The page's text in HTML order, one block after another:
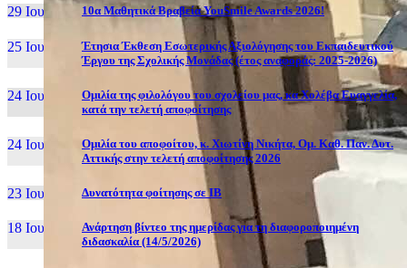
29 Ιουν, 26 10α Μαθητικά Βραβεία YouSmile Awards 2026!
25 Ιουν, 26
Έτησια Έκθεση Εσωτερικής Αξιολόγησης του Εκπαιδευτικού
Έργου της Σχολικής Μονάδας (έτος αναφοράς: 2025-2026)
24 Ιουν, 26
Ομιλία της φιλολόγου του σχολείου μας, κα Χολέβα Ευαγγελία,
κατά την τελετή αποφοίτησης
24 Ιουν, 26
Ομιλία του αποφοίτου, κ. Χιωτίνη Νικήτα, Ομ. Καθ. Παν. Δυτ.
Αττικής στην τελετή αποφοίτησης 2026
23 Ιουν, 26 Δυνατότητα φοίτησης σε ΙΒ
18 Ιουν, 26
Ανάρτηση βίντεο της ημερίδας για τη διαφοροποιημένη
διδασκαλία (14/5/2026)